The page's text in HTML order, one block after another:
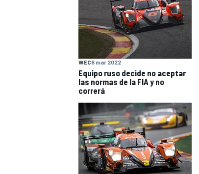
MÁS
WEC6 mar 2022
Equipo ruso decide no aceptar
las normas de la FIA y no
correrá